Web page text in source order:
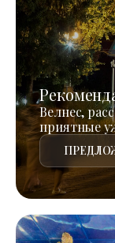
Велнес,
приятные